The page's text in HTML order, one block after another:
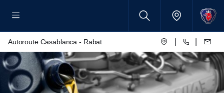
Autoroute Casablanca - Rabat